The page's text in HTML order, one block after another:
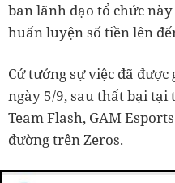
ban lãnh đạo tổ chức
huấn luyện số tiền lên
Cứ tưởng sự việc đã
ngày 5/9, sau thất bại
Team Flash, GAM
đường trên Zeros.